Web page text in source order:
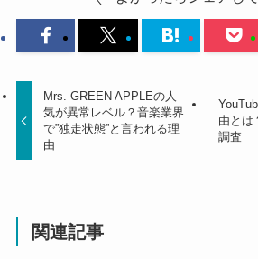
Mrs. GREEN APPLEの人
気が異常レベル？音楽業界
で”独走状態”と言われる理
由
由とは
調査
関連記事